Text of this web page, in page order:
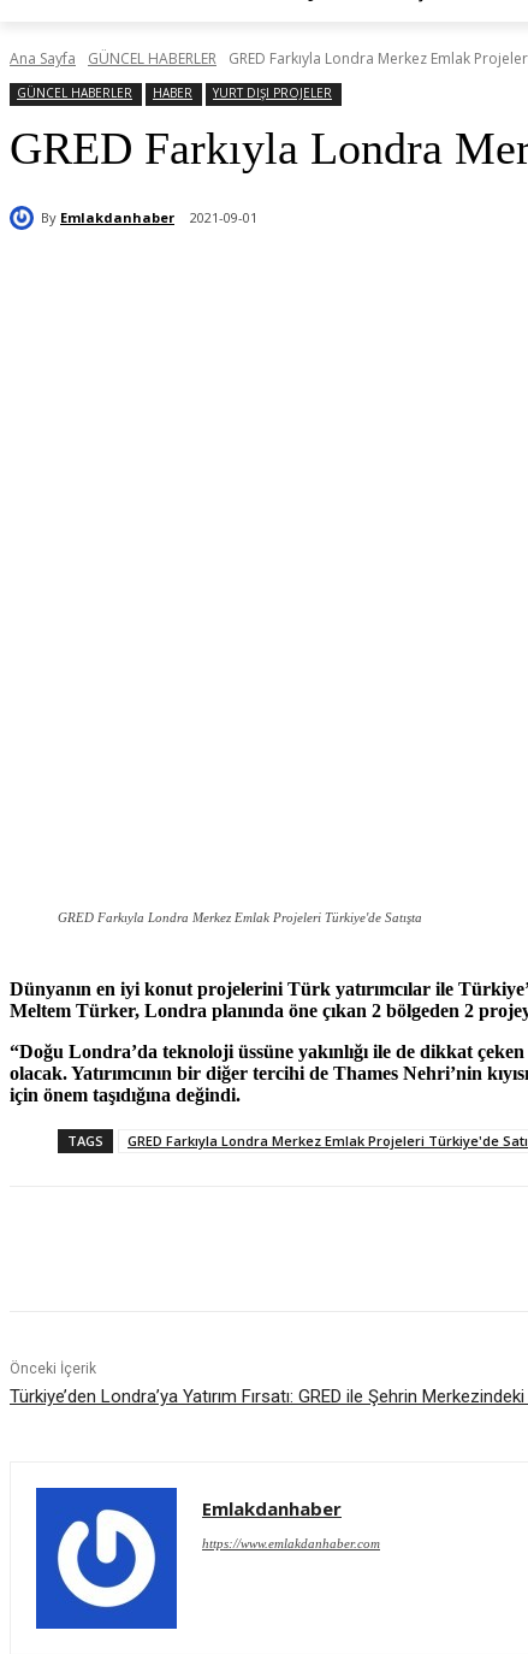
Ana Sayfa GÜNCEL HABERLER GRED Farkıyla Londra Merkez Emlak
GÜNCEL HABERLER HABER YURT DIŞI PROJELER
GRED Farkıyla Londra
By Emlakdanhaber 2021-09-01
GRED Farkıyla Londra Merkez Emlak Projeleri Türkiye'de Satışta
Dünyanın en iyi konut projelerini Türk yatırımcılar ile
Meltem Türker, Londra planında öne çıkan 2 bölgeden 2
“Doğu Londra’da teknoloji üssüne yakınlığı ile de dikkat
olacak. Yatırımcının bir diğer tercihi de Thames Nehri’nin
için önem taşıdığına değindi.
TAGS GRED Farkıyla Londra Merkez Emlak Projeleri Türkiye'de
Önceki İçerik
Türkiye’den Londra’ya Yatırım Fırsatı: GRED ile Şehrin
Emlakdanhaber
https://www.emlakdanhaber.com